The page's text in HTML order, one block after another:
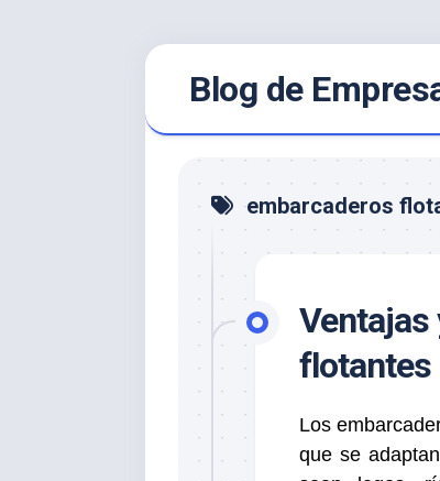
Blog de
embarcaderos
Ventajas
flotantes
Los
que se